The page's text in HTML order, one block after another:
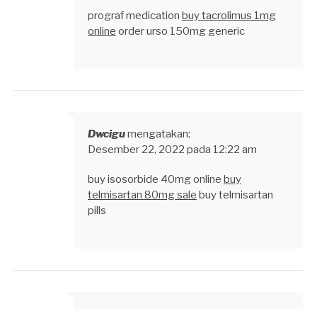
prograf medication buy tacrolimus 1mg
online order urso 150mg generic
Dwcigumengatakan:
Desember 22, 2022 pada 12:22 am
buy isosorbide 40mg online buy
telmisartan 80mg sale buy telmisartan
pills